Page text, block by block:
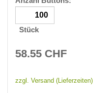
Stück
58.55 CHF
zzgl. Versand (Lieferzeiten)